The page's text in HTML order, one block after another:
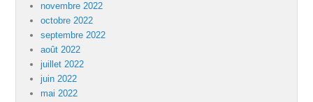
novembre 2022
octobre 2022
septembre 2022
août 2022
juillet 2022
juin 2022
mai 2022